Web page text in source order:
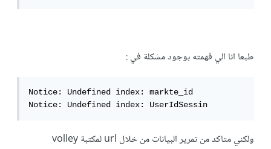
طبعا انا الي فهمته بوجود مشكلة في :
Notice: Undefined index: markte_id
Notice: Undefined index: UserIdSessin
ولكني متاكد من تمرير البيانات من خلال url لمكتبة volley